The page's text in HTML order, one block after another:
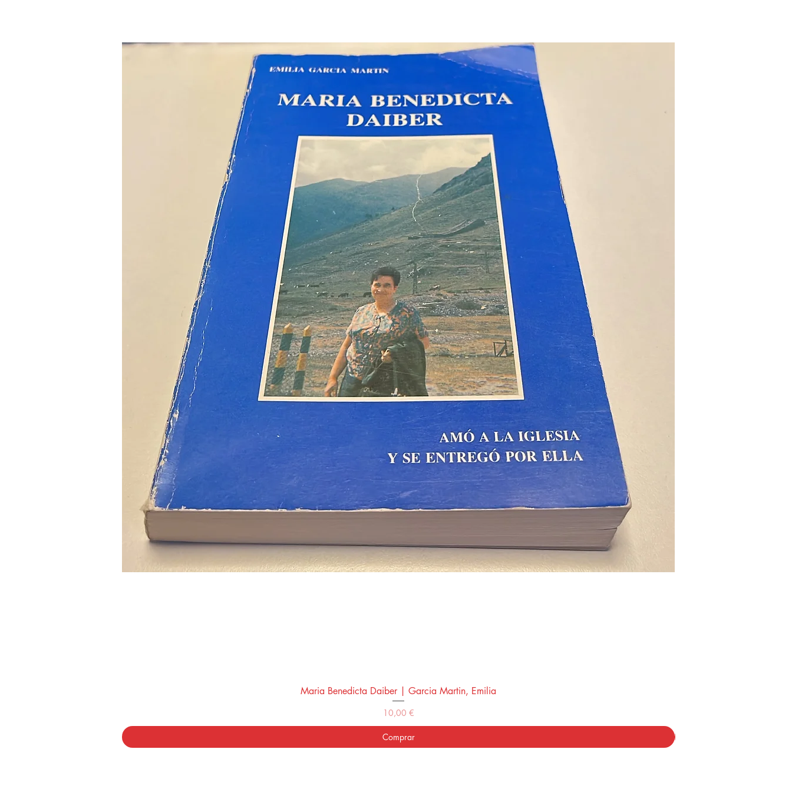
Vista rápida
Maria Benedicta Daiber | Garcia Martin, Emilia
Precio
10,00 €
Comprar